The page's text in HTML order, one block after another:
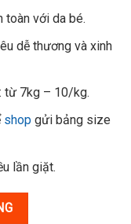
toàn với da bé.
dễ thương và xinh
từ 7kg – 10/kg.
shopgửi bảng size
lần giặt.